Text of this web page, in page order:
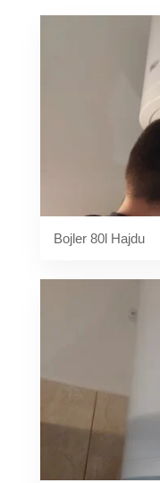
Bojler 80l Hajdu